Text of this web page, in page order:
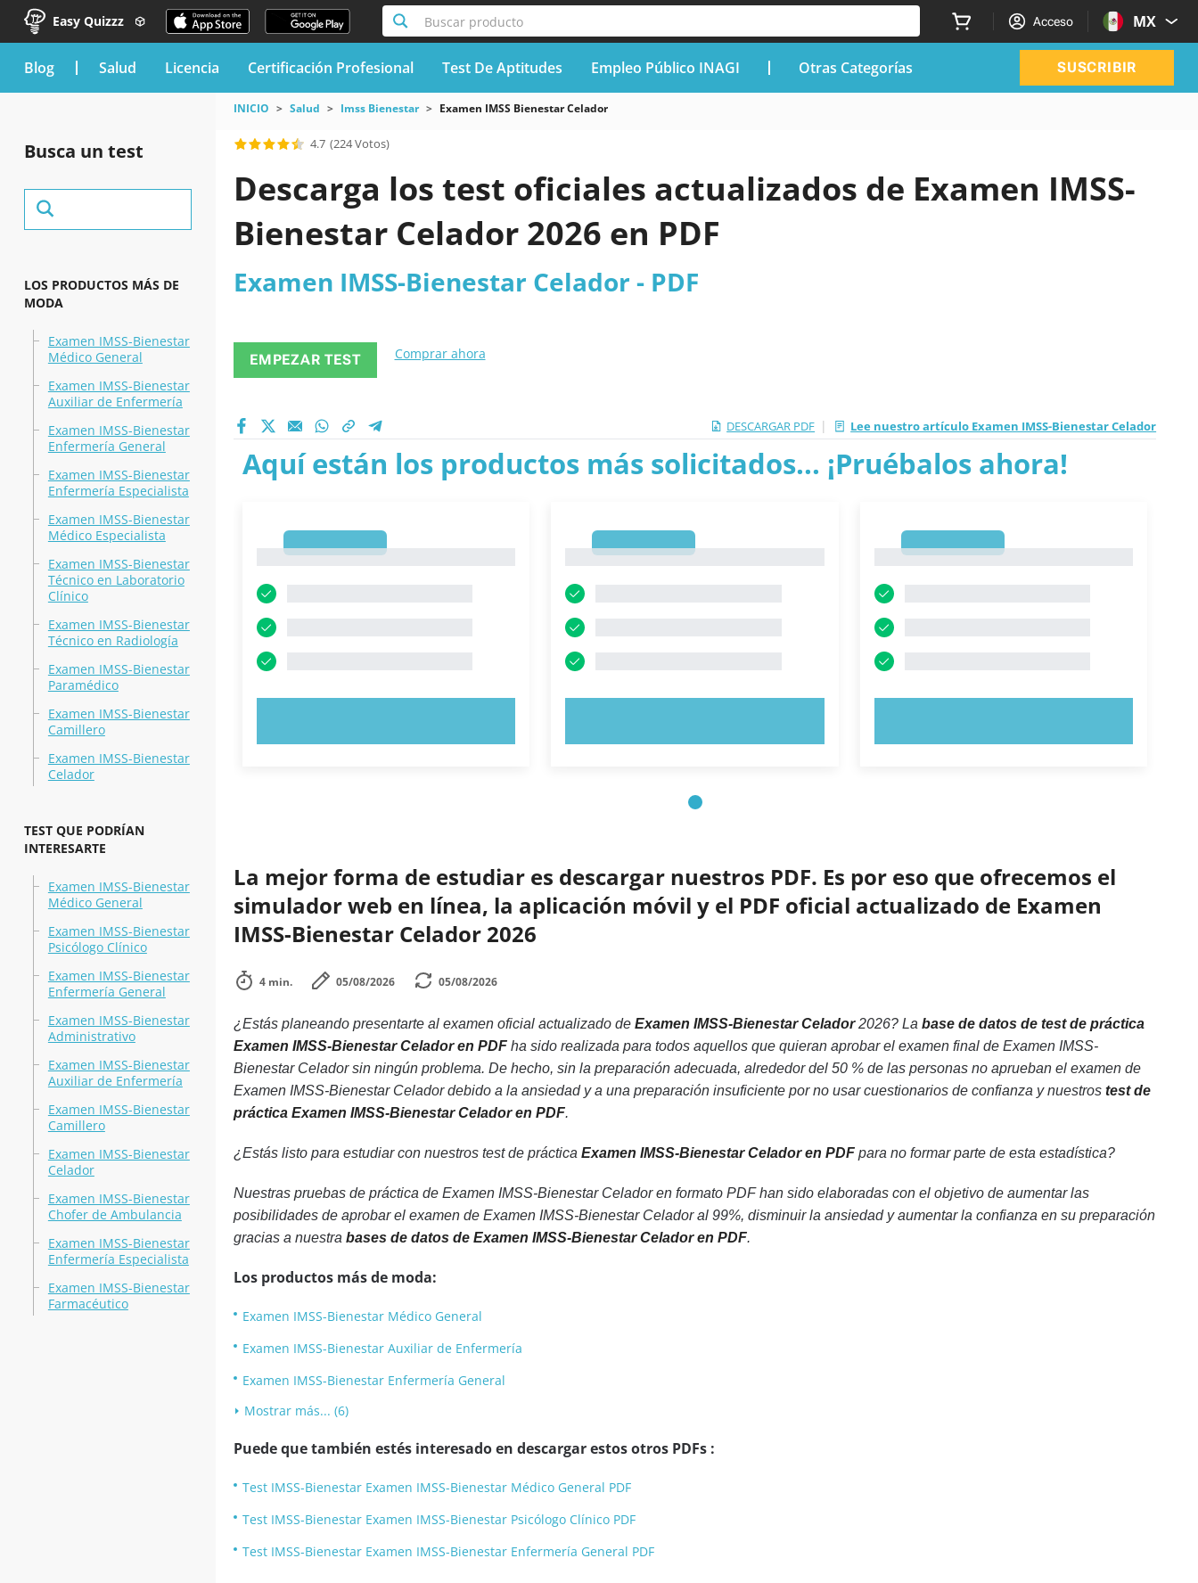
Easy Quizzz Buscar producto Acceso MX
blog Salud Licencia Certificación Profesional Test De Aptitudes Empleo Público INAGI Otras Categorías SUSCRIBIR
Busca un test
LOS PRODUCTOS MÁS DE
MODA
Examen IMSS-Bienestar
Médico General
Examen IMSS-Bienestar
Auxiliar de Enfermería
Examen IMSS-Bienestar
Enfermería General
Examen IMSS-Bienestar
Enfermería Especialista
Examen IMSS-Bienestar
Médico Especialista
Examen IMSS-Bienestar
Técnico en Laboratorio
Clínico
Examen IMSS-Bienestar
Técnico en Radiología
Examen IMSS-Bienestar
Paramédico
Examen IMSS-Bienestar
Camillero
Examen IMSS-Bienestar
Celador
TEST QUE PODRÍAN
INTERESARTE
Examen IMSS-Bienestar
Médico General
Examen IMSS-Bienestar
Psicólogo Clínico
Examen IMSS-Bienestar
Enfermería General
Examen IMSS-Bienestar
Administrativo
Examen IMSS-Bienestar
Auxiliar de Enfermería
Examen IMSS-Bienestar
Camillero
Examen IMSS-Bienestar
Celador
Examen IMSS-Bienestar
Chofer de Ambulancia
Examen IMSS-Bienestar
Enfermería Especialista
Examen IMSS-Bienestar
Farmacéutico
INICIO Salud Imss Bienestar Examen IMSS Bienestar Celador
4.7 (224 Votos)
Descarga los test oficiales actualizados de Examen IMSS-
Bienestar Celador 2026 en PDF
Examen IMSS-Bienestar Celador - PDF
EMPEZAR TEST Comprar ahora
DESCARGAR PDF | Lee nuestro artículo Examen IMSS-Bienestar Celador
Aquí están los productos más solicitados... ¡Pruébalos ahora!
La mejor forma de estudiar es descargar nuestros PDF. Es por eso que ofrecemos el
simulador web en línea, la aplicación móvil y el PDF oficial actualizado de Examen
IMSS-Bienestar Celador 2026
4 min. 05/08/2026 05/08/2026
¿Estás planeando presentarte al examen oficial actualizado de Examen IMSS-Bienestar Celador2026? La base de datos de test de práctica
Examen IMSS-Bienestar Celador en PDFha sido realizada para todos aquellos que quieran aprobar el examen final de Examen IMSS-
Bienestar Celador sin ningún problema. De hecho, sin la preparación adecuada, alrededor del 50 % de las personas no aprueban el examen de
Examen IMSS-Bienestar Celador debido a la ansiedad y a una preparación insuficiente por no usar cuestionarios de confianza y nuestros test de
práctica Examen IMSS-Bienestar Celador en PDF.
¿Estás listo para estudiar con nuestros test de práctica Examen IMSS-Bienestar Celador en PDFpara no formar parte de esta estadística?
Nuestras pruebas de práctica de Examen IMSS-Bienestar Celador en formato PDF han sido elaboradas con el objetivo de aumentar las
posibilidades de aprobar el examen de Examen IMSS-Bienestar Celador al 99%, disminuir la ansiedad y aumentar la confianza en su preparación
gracias a nuestra bases de datos de Examen IMSS-Bienestar Celador en PDF.
Los productos más de moda:
Examen IMSS-Bienestar Médico General
Examen IMSS-Bienestar Auxiliar de Enfermería
Examen IMSS-Bienestar Enfermería General
Mostrar más... (6)
Puede que también estés interesado en descargar estos otros PDFs :
Test IMSS-Bienestar Examen IMSS-Bienestar Médico General PDF
Test IMSS-Bienestar Examen IMSS-Bienestar Psicólogo Clínico PDF
Test IMSS-Bienestar Examen IMSS-Bienestar Enfermería General PDF